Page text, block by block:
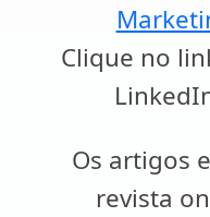
Clique no
Os artigos
revista